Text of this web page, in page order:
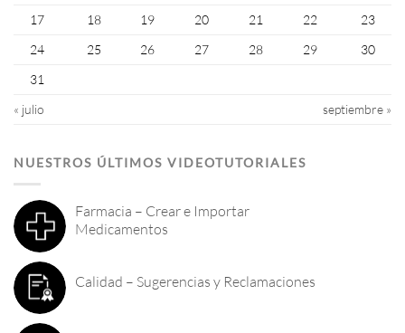
17
18 19 20 21 22
23
24
25 26 27 28 29
30
31
« julio
septiembre »
NUESTROS ÚLTIMOS VIDEOTUTORIALES
Farmacia – Crear e Importar
Medicamentos
Calidad – Sugerencias y Reclamaciones